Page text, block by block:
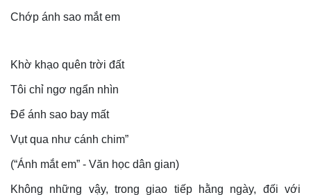
Chớp ánh sao mắt em
Khờ khạo quên trời đất
Tôi chỉ ngơ ngẩn nhìn
Để ánh sao bay mất
Vụt qua như cánh chim”
(“Ánh mắt em” - Văn học dân gian)
Không những vậy, trong giao tiếp hằng ngày, đối với